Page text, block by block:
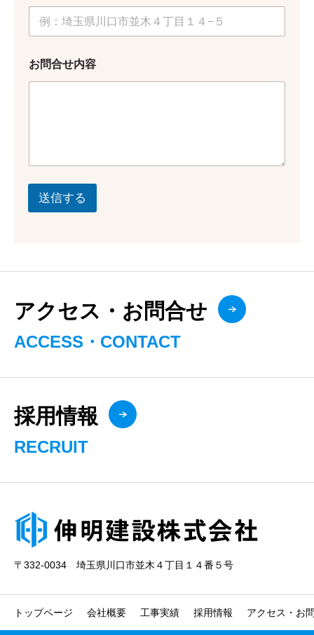
お問合せ内容
送信する
アクセス・お問合せ
ACCESS・CONTACT
採用情報
RECRUIT
〒332-0034 埼玉県川口市並木４丁目１４番５号
トップページ 会社概要 工事実績 採用情報 アクセス・お